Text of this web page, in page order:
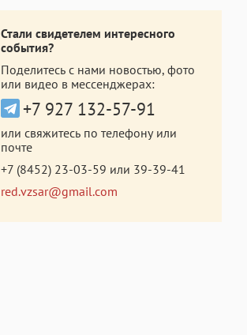
Стали свидетелем интересного
события?
Поделитесь с нами новостью, фото
или видео в мессенджерах:
+7 927 132-57-91
или свяжитесь по телефону или
почте
+7 (8452) 23-03-59 или 39-39-41
red.vzsar@gmail.com